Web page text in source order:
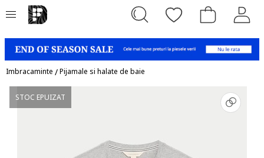
Imbracaminte /Pijamale si halate de baie
STOC EPUIZAT